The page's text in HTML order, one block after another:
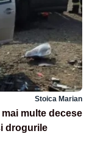
Stoica Marian
multe decese
drogurile